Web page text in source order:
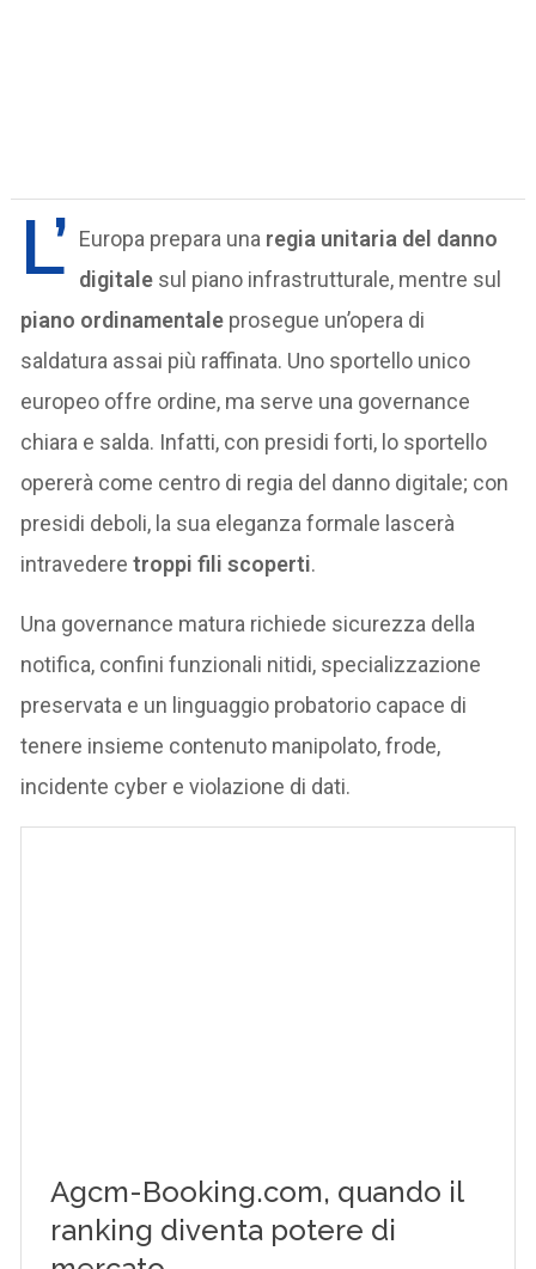
L’ Europa prepara una regia unitaria del danno
digitale sul piano infrastrutturale, mentre sul
piano ordinamentale prosegue un’opera di
saldatura assai più raffinata. Uno sportello unico
europeo offre ordine, ma serve una governance
chiara e salda. Infatti, con presidi forti, lo sportello
opererà come centro di regia del danno digitale; con
presidi deboli, la sua eleganza formale lascerà
intravederetroppi fili scoperti.
Una governance matura richiede sicurezza della
notifica, confini funzionali nitidi, specializzazione
preservata e un linguaggio probatorio capace di
tenere insieme contenuto manipolato, frode,
incidente cyber e violazione di dati.